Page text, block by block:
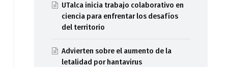
UTalca inicia trabajo colaborativo en
ciencia para enfrentar los desafíos
del territorio
Advierten sobre el aumento de la
letalidad por hantavirus